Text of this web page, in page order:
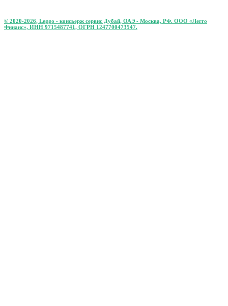
© 2020-2026, Leggo - консьерж сервис Дубай, ОАЭ - Москва, РФ. ООО «Легго
Финанс», ИНН 9715487741, ОГРН 1247700473547.